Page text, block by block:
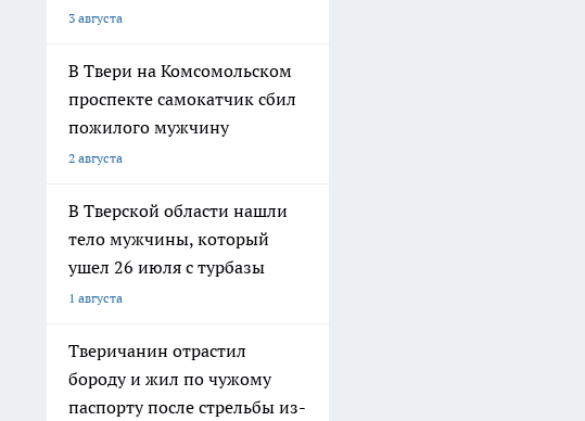
3 августа
В Твери на Комсомольском
проспекте самокатчик сбил
пожилого мужчину
2 августа
В Тверской области нашли
тело мужчины, который
ушел 26 июля с турбазы
1 августа
Тверичанин отрастил
бороду и жил по чужому
паспорту после стрельбы из-